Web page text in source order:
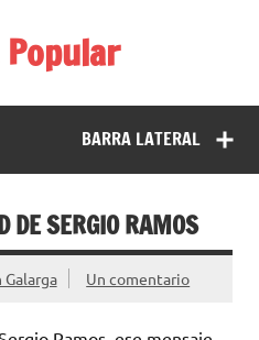
Popular
las verdaderas.
BARRA LATERAL
DE SERGIO RAMOS
Un comentario